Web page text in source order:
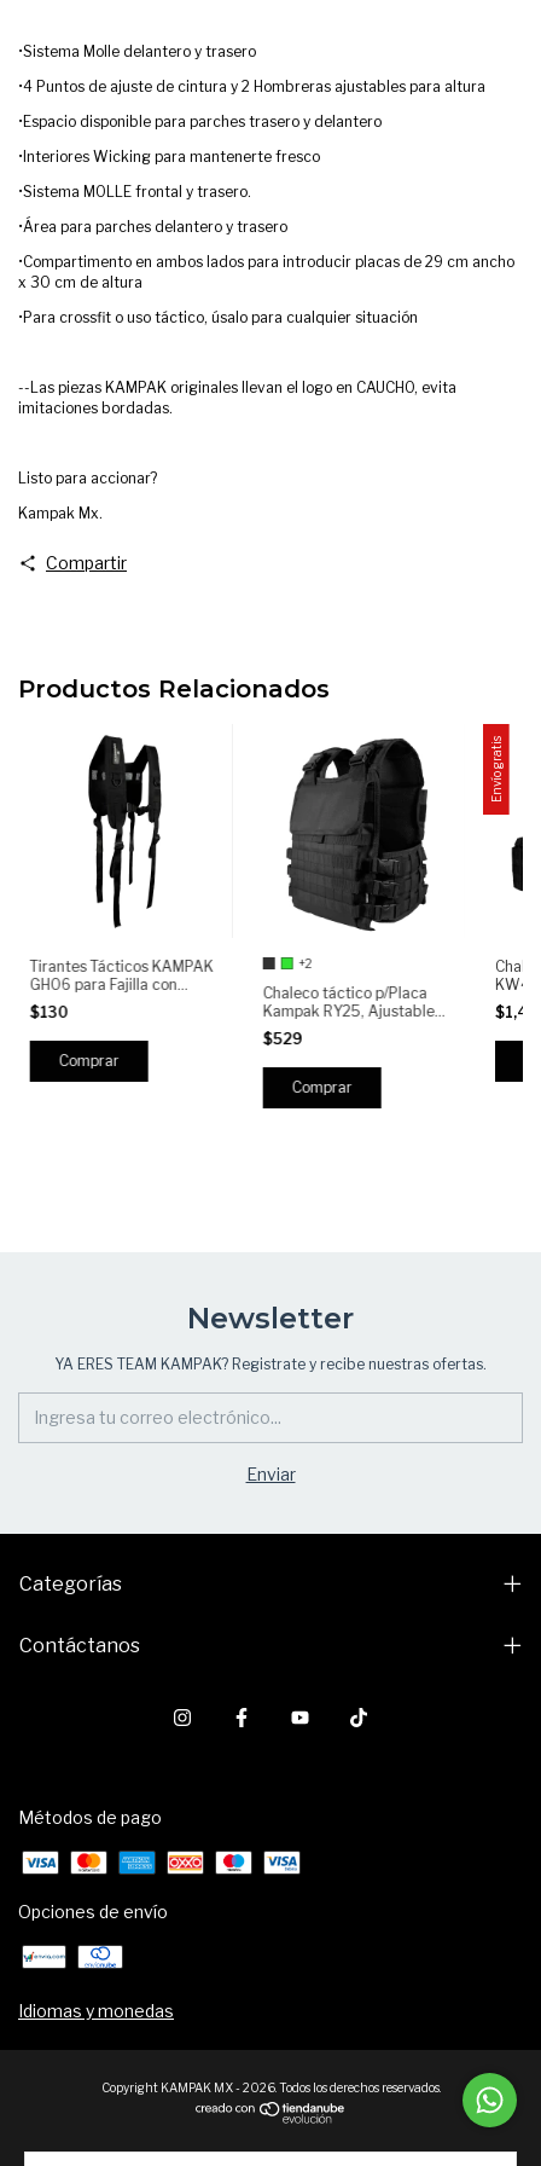
•Sistema Molle delantero y trasero
•4 Puntos de ajuste de cintura y 2 Hombreras ajustables para altura
•Espacio disponible para parches trasero y delantero
•Interiores Wicking para mantenerte fresco
•Sistema MOLLE frontal y trasero.
•Área para parches delantero y trasero
•Compartimento en ambos lados para introducir placas de 29 cm ancho
x 30 cm de altura
•Para crossfit o uso táctico, úsalo para cualquier situación
--Las piezas KAMPAK originales llevan el logo en CAUCHO, evita
imitaciones bordadas.
Listo para accionar?
Kampak Mx.
Compartir
Productos Relacionados
Tirantes Tácticos KAMPAK
GH06 para Fajilla con
Sistema MOLLE, Ajustables
y Reforzados
$130
+2
Chaleco táctico p/Placa
Kampak RY25, Ajustable
Crossfit
$529
Comprar
Envío gratis
Newsletter
YA ERES TEAM KAMPAK? Registrate y recibe nuestras ofertas.
Categorías
Contáctanos
Métodos de pago
Opciones de envío
Idiomas y monedas
Copyright KAMPAK MX - 2026. Todos los derechos reservados.